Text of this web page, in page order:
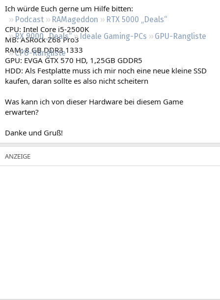
Podcast RAMageddon
RTX 5000 „Deals“
RX 9000 „Deals“
Ideale Gaming-PCs
GPU-Rangliste
CPU-Rangliste
Ich würde Euch gerne um Hilfe bitten:
CPU: Intel Core i5-2500K
MB: ASRock Z68 Pro3
RAM: 8 GB DDR3 1333
GPU: EVGA GTX 570 HD, 1,25GB GDDR5
HDD: Als Festplatte muss ich mir noch eine neue kleine SSD
kaufen, daran sollte es also nicht scheitern
Was kann ich von dieser Hardware bei diesem Game
erwarten?
Danke und Gruß!